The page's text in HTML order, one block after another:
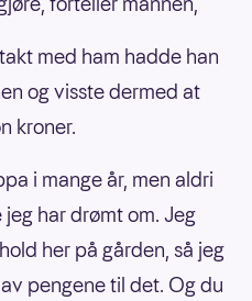
med ham hadde han
og visste dermed at
kroner.
i mange år, men aldri
har drømt om. Jeg
her på gården, så jeg
pengene til det. Og du